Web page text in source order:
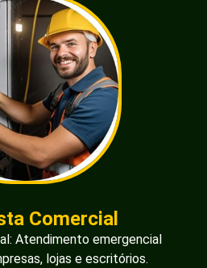
Comercial
Atendimento emergencial
lojas e escritórios.